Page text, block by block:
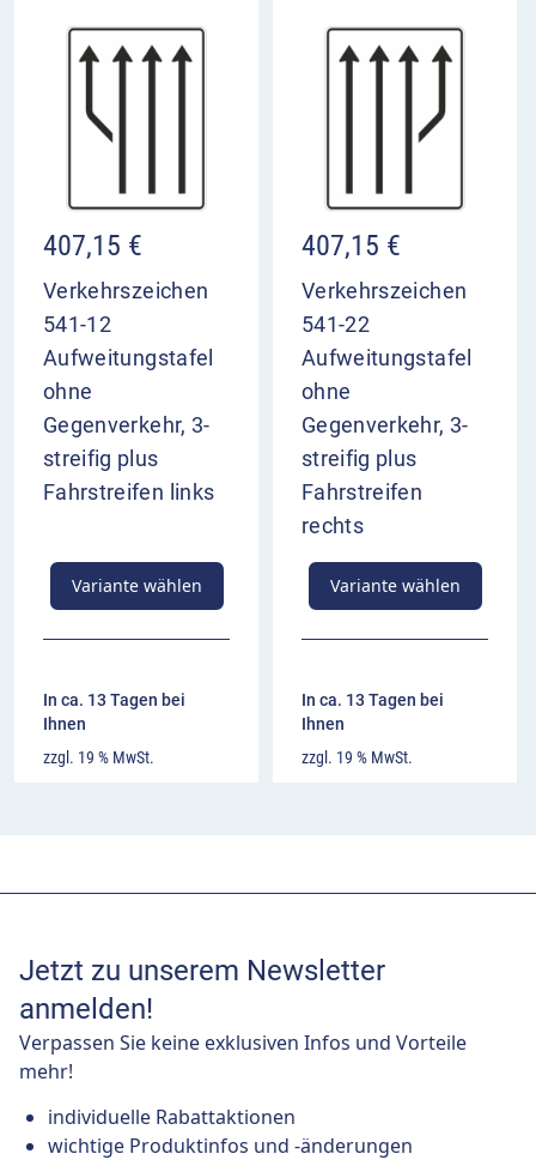
407,15 €
Verkehrszeichen
541-12
Aufweitungstafel
ohne
Gegenverkehr, 3-
streifig plus
Fahrstreifen links
Variante wählen
In ca. 13 Tagen bei
Ihnen
zzgl. 19 % MwSt.
407,15 €
Verkehrszeichen
541-22
Aufweitungstafel
ohne
Gegenverkehr, 3-
streifig plus
Fahrstreifen
rechts
Variante wählen
In ca. 13 Tagen bei
Ihnen
zzgl. 19 % MwSt.
Jetzt zu unserem Newsletter
anmelden!
Verpassen Sie keine exklusiven Infos und Vorteile
mehr!
individuelle Rabattaktionen
wichtige Produktinfos und -änderungen